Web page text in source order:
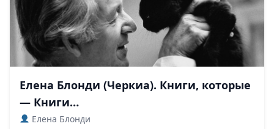
Елена Блонди (Черкиа). Книги, которые
— Книги…
Елена Блонди